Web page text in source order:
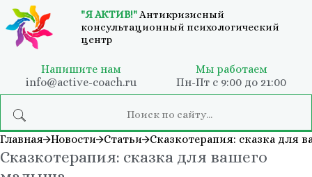
"Я АКТИВ!"Антикризисный
консультационный психологический
центр
Напишите нам
info@active-coach.ru
Мы работаем
Пн-Пт с 9:00 до 21:00
Главная Новости Статьи Сказкотерапия: сказка для
Сказкотерапия: сказка для вашего